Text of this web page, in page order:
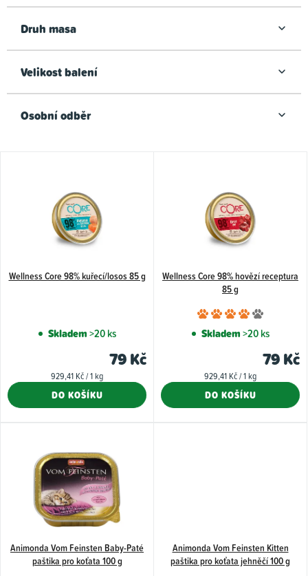
Druh masa
Velikost balení
Osobní odběr
r
t
ů
Wellness Core 98% kuřecí/losos 85 g
Skladem>20 ks
79 Kč
Měrná
929,41 Kč / 1 kg
DO KOŠÍKU
Wellness Core 98% hovězí receptura
85 g
je
4,0
Skladem>20 ks
79 Kč
Měrná
929,41 Kč / 1 kg
DO KOŠÍKU
Animonda Vom Feinsten Baby-Paté
paštika pro koťata 100 g
Animonda Vom Feinsten Kitten
paštika pro koťata jehněčí 100 g